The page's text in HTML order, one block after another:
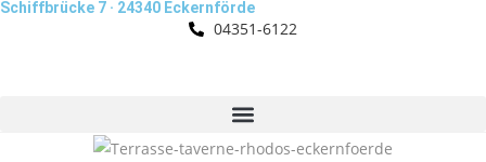
Schiffbrücke 7 · 24340 Eckernförde
04351-6122